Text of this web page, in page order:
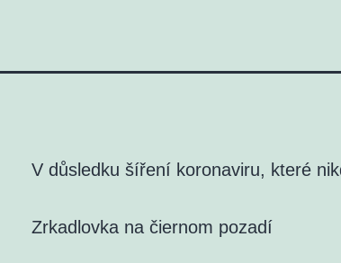
V důsledku šíření koronaviru, které
Zrkadlovka na čiernom pozadí